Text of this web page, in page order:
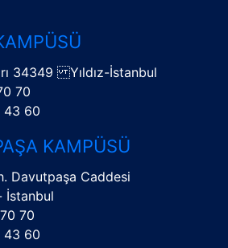
34349 Yıldız-İstanbul
70
43 60
KAMPÜSÜ
Davutpaşa Caddesi
İstanbul
70
43 60